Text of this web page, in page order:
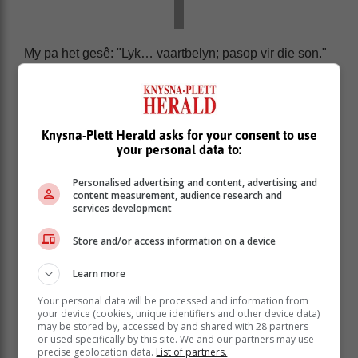
My pa het gesê: "Lyk… vaartbelyn; pasop vir die son."
enige vreemde kroontjies het nie.
waai nie (nee, 'n rekkie of knippie los nie altyd daai
probleem op nie)
• Vinniger hare was
• Minder sjampoe en opknapper
• Hare hoef nie saam met my om te draai wanneer ek
slaap nie ('n bolla was soms te swaar, so dit los 'n
vlegsel of los hare)
• Hempsknope haak nie aan my hare vas nie
Knysna-Plett Herald asks for your consent to use
your personal data to:
Personalised advertising and content, advertising and
content measurement, audience research and
services development
Store and/or access information on a device
Learn more
Your personal data will be processed and information from
your device (cookies, unique identifiers and other device data)
may be stored by, accessed by and shared with 28 partners
or used specifically by this site. We and our partners may use
precise geolocation data. List of partners.